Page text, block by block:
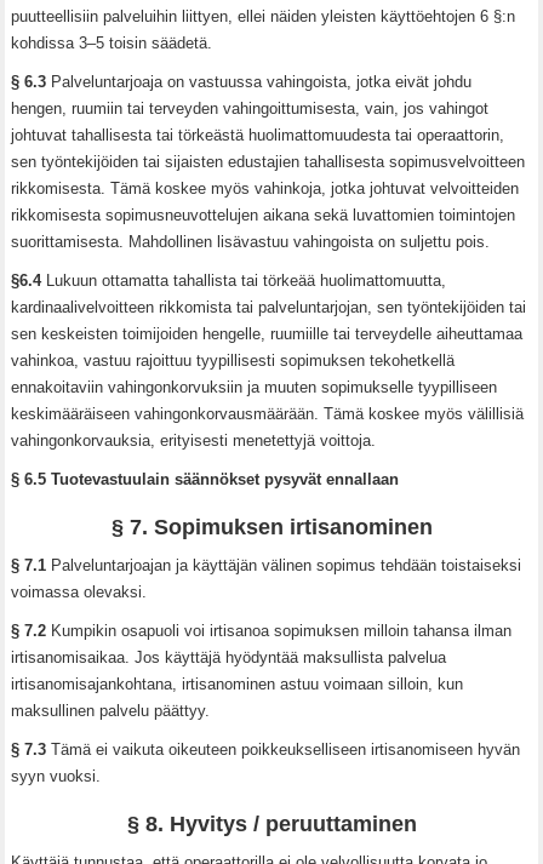
puutteellisiin palveluihin liittyen, ellei näiden yleisten käyttöehtojen 6 §:n
kohdissa 3–5 toisin säädetä.
§ 6.3 Palveluntarjoaja on vastuussa vahingoista, jotka eivät johdu
hengen, ruumiin tai terveyden vahingoittumisesta, vain, jos vahingot
johtuvat tahallisesta tai törkeästä huolimattomuudesta tai operaattorin,
sen työntekijöiden tai sijaisten edustajien tahallisesta sopimusvelvoitteen
rikkomisesta. Tämä koskee myös vahinkoja, jotka johtuvat velvoitteiden
rikkomisesta sopimusneuvottelujen aikana sekä luvattomien toimintojen
suorittamisesta. Mahdollinen lisävastuu vahingoista on suljettu pois.
§6.4Lukuun ottamatta tahallista tai törkeää huolimattomuutta,
kardinaalivelvoitteen rikkomista tai palveluntarjojan, sen työntekijöiden tai
sen keskeisten toimijoiden hengelle, ruumiille tai terveydelle aiheuttamaa
vahinkoa, vastuu rajoittuu tyypillisesti sopimuksen tekohetkellä
ennakoitaviin vahingonkorvuksiin ja muuten sopimukselle tyypilliseen
keskimääräiseen vahingonkorvausmäärään. Tämä koskee myös välillisiä
vahingonkorvauksia, erityisesti menetettyjä voittoja.
§ 6.5 Tuotevastuulain säännökset pysyvät ennallaan
§ 7. Sopimuksen irtisanominen
§ 7.1 Palveluntarjoajan ja käyttäjän välinen sopimus tehdään toistaiseksi
voimassa olevaksi.
§ 7.2 Kumpikin osapuoli voi irtisanoa sopimuksen milloin tahansa ilman
irtisanomisaikaa. Jos käyttäjä hyödyntää maksullista palvelua
irtisanomisajankohtana, irtisanominen astuu voimaan silloin, kun
maksullinen palvelu päättyy.
§ 7.3 Tämä ei vaikuta oikeuteen poikkeukselliseen irtisanomiseen hyvän
syyn vuoksi.
§ 8. Hyvitys / peruuttaminen